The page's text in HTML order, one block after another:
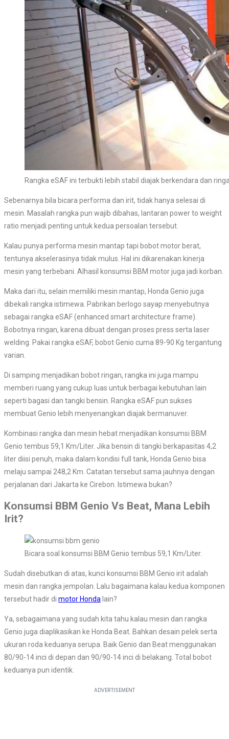
Rangka eSAF ini terbukti lebih stabil diajak berkendara dan
Sebenarnya bila bicara performa dan irit, tidak hanya selesai di
mesin. Masalah rangka pun wajib dibahas, lantaran power to weight
ratio menjadi penting untuk kedua persoalan tersebut.
Kalau punya performa mesin mantap tapi bobot motor berat,
tentunya akselerasinya tidak mulus. Hal ini dikarenakan kinerja
mesin yang terbebani. Alhasil konsumsi BBM motor juga jadi korban.
Maka dari itu, selain memiliki mesin mantap, Honda Genio juga
dibekali rangka istimewa. Pabrikan berlogo sayap menyebutnya
sebagai rangka eSAF (enhanced smart architecture frame).
Bobotnya ringan, karena dibuat dengan proses press serta laser
welding. Pakai rangka eSAF, bobot Genio cuma 89-90 Kg tergantung
varian.
Di samping menjadikan bobot ringan, rangka ini juga mampu
memberi ruang yang cukup luas untuk berbagai kebutuhan lain
seperti bagasi dan tangki bensin. Rangka eSAF pun sukses
membuat Genio lebih menyenangkan diajak bermanuver.
Kombinasi rangka dan mesin hebat menjadikan konsumsi BBM
Genio tembus 59,1 Km/Liter. Jika bensin di tangki berkapasitas 4,2
liter diisi penuh, maka dalam kondisi full tank, Honda Genio bisa
melaju sampai 248,2 Km. Catatan tersebut sama jauhnya dengan
perjalanan dari Jakarta ke Cirebon. Istimewa bukan?
Konsumsi BBM Genio Vs Beat, Mana Lebih
Irit?
Bicara soal konsumsi BBM Genio tembus 59,1 Km/Liter.
Sudah disebutkan di atas, kunci konsumsi BBM Genio irit adalah
mesin dan rangka jempolan. Lalu bagaimana kalau kedua komponen
tersebut hadir di motor Honda lain?
Ya, sebagaimana yang sudah kita tahu kalau mesin dan rangka
Genio juga diaplikasikan ke Honda Beat. Bahkan desain pelek serta
ukuran roda keduanya serupa. Baik Genio dan Beat menggunakan
80/90-14 inci di depan dan 90/90-14 inci di belakang. Total bobot
keduanya pun identik.